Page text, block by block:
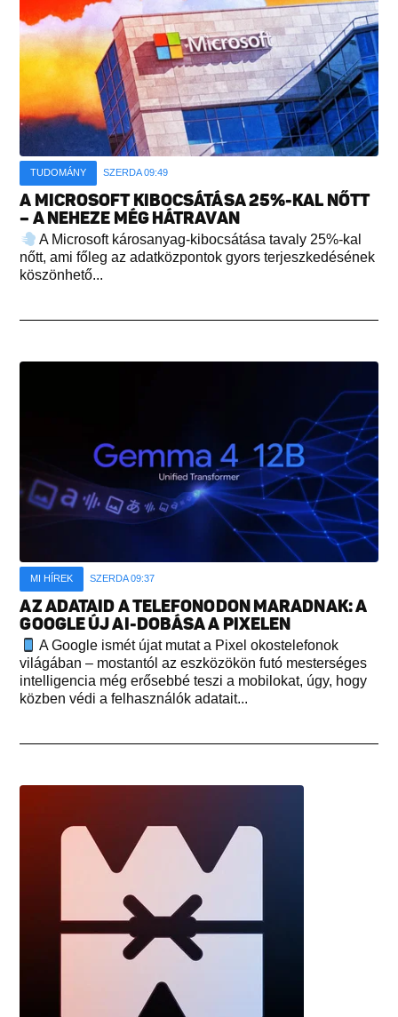
TUDOMÁNY SZERDA 09:49
A MICROSOFT KIBOCSÁTÁSA 25%-KAL NŐTT
– A NEHEZE MÉG HÁTRAVAN
A Microsoft károsanyag-kibocsátása tavaly 25%-kal
nőtt, ami főleg az adatközpontok gyors terjeszkedésének
köszönhető...
MI HÍREK SZERDA 09:37
AZ ADATAID A TELEFONODON MARADNAK: A
GOOGLE ÚJ AI-DOBÁSA A PIXELEN
A Google ismét újat mutat a Pixel okostelefonok
világában – mostantól az eszközökön futó mesterséges
intelligencia még erősebbé teszi a mobilokat, úgy, hogy
közben védi a felhasználók adatait...